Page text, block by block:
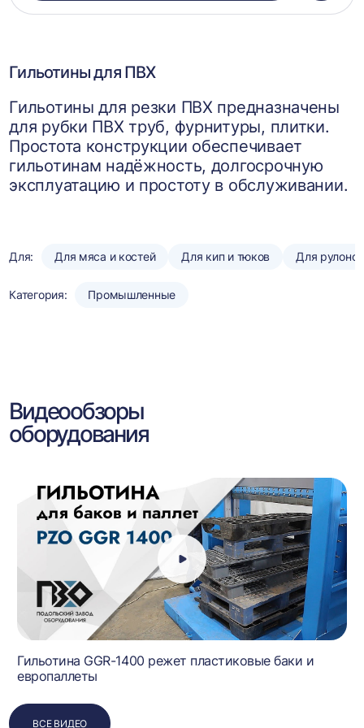
Гильотины для ПВХ
Гильотины для резки ПВХ предназначены
для рубки ПВХ труб, фурнитуры, плитки.
Простота конструкции обеспечивает
гильотинам надёжность, долгосрочную
эксплуатацию и простоту в обслуживании.
Для: Для мяса и костей Для кип и тюков Для рулонов
Категория: Промышленные
Видеообзоры
оборудования
Гильотина GGR-1400 режет пластиковые баки и
европаллеты
ВСЕ ВИДЕО